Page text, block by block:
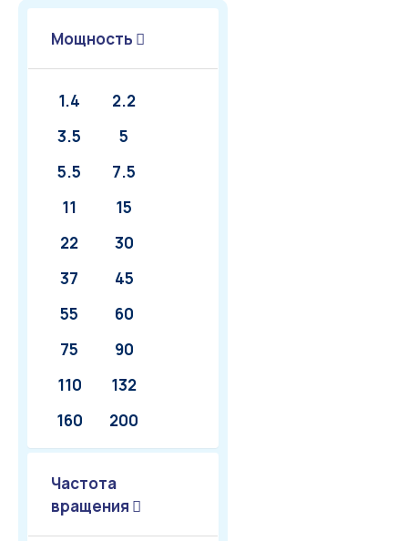
Мощность
1.4
2.2
3.5
5
5.5
7.5
11
15
22
30
37
45
55
60
75
90
110
132
160
200
Частота
вращения